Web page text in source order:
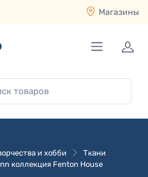
Магазины
и хобби
Ткани
коллекция Fenton House